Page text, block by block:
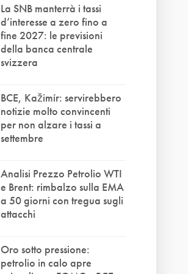
La SNB manterrà i tassi
d’interesse a zero fino a
fine 2027: le previsioni
della banca centrale
svizzera
BCE, Kažimír: servirebbero
notizie molto convincenti
per non alzare i tassi a
settembre
Analisi Prezzo Petrolio WTI
e Brent: rimbalzo sulla EMA
a 50 giorni con tregua sugli
attacchi
Oro sotto pressione:
petrolio in calo apre